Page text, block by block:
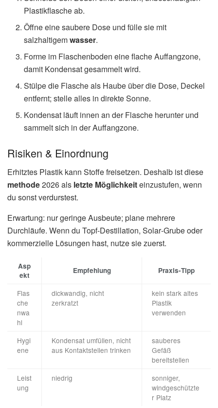
Plastikflasche ab.
Öffne eine saubere Dose und fülle sie mit
salzhaltigemwasser.
Forme im Flaschenboden eine flache Auffangzone,
damit Kondensat gesammelt wird.
Stülpe die Flasche als Haube über die Dose, Deckel
entfernt; stelle alles in direkte Sonne.
Kondensat läuft innen an der Flasche herunter und
sammelt sich in der Auffangzone.
Risiken & Einordnung
Erhitztes Plastik kann Stoffe freisetzen. Deshalb ist diese
methode2026 als letzte Möglichkeiteinzustufen, wenn
du sonst verdurstest.
Erwartung: nur geringe Ausbeute; plane mehrere
Durchläufe. Wenn du Topf‑Destillation, Solar‑Grube oder
kommerzielle Lösungen hast, nutze sie zuerst.
Asp
ekt
Empfehlung Praxis‑Tipp
Flas
che
nwa
hl
dickwandig, nicht
zerkratzt
kein stark altes
Plastik
verwenden
Hygi
ene
Kondensat umfüllen, nicht
aus Kontaktstellen trinken
sauberes
Gefäß
bereitstellen
Leist
ung
niedrig
sonniger,
windgeschützte
r Platz